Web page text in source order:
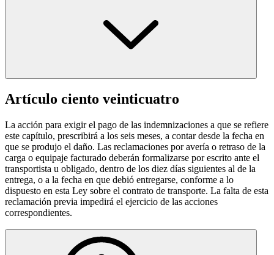
Artículo ciento veinticuatro
La acción para exigir el pago de las indemnizaciones a que se refiere
este capítulo, prescribirá a los seis meses, a contar desde la fecha en
que se produjo el daño. Las reclamaciones por avería o retraso de la
carga o equipaje facturado deberán formalizarse por escrito ante el
transportista u obligado, dentro de los diez días siguientes al de la
entrega, o a la fecha en que debió entregarse, conforme a lo
dispuesto en esta Ley sobre el contrato de transporte. La falta de esta
reclamación previa impedirá el ejercicio de las acciones
correspondientes.